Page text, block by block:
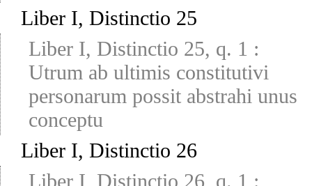
Liber I, Distinctio 25
Liber I, Distinctio 25, q. 1 :
Utrum ab ultimis constitutivi
personarum possit abstrahi unus
conceptu
Liber I, Distinctio 26
Liber I, Distinctio 26, q. 1 :